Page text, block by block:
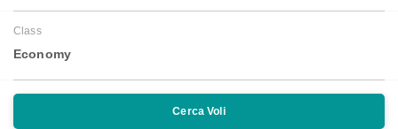
Class
Economy
Cerca Voli